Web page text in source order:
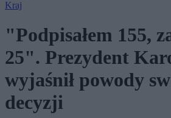
Kraj
"Podpisałem 155,
25". Prezydent
wyjaśnił powody
decyzji